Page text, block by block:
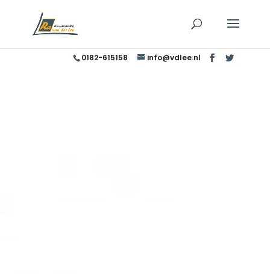
0182-615158 info@vdlee.nl